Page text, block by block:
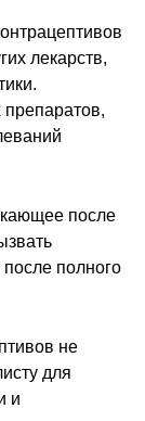
лекарств,
препаратов,
после
полного
не
для
и